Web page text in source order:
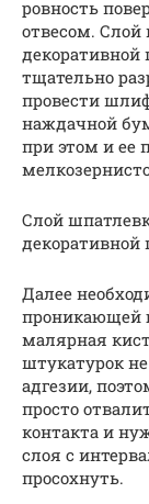
ровность
отвесом. Слой
декоративной
тщательно
провести
наждачной
при этом и ее
Слой
Далее
проникающей
малярная
штукатурок
адгезии,
просто
контакта и
слоя с
просохнуть.